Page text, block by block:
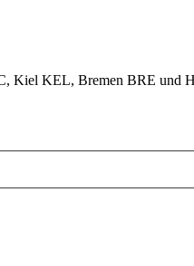
Kiel KEL, Bremen BRE und